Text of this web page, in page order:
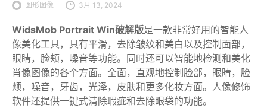
图形图像 3月 13, 2024
WidsMob Portrait Win破解版是一款非常好用的智能人
像美化工具，具有平滑，去除皱纹和美白以及控制面部，
眼睛，脸颊，噪音等功能。同时还可以智能地检测和美化
肖像图像的各个方面。全面，直观地控制脸部，眼睛，脸
颊，噪音，牙齿，光泽，皮肤和更多化妆方面。人像修饰
软件还提供一键式清除瑕疵和去除眼袋的功能。